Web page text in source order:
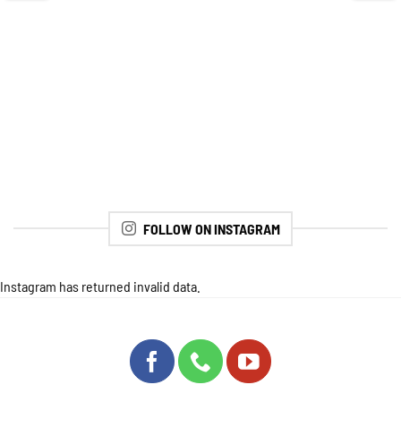
FOLLOW ON INSTAGRAM
Instagram has returned invalid data.